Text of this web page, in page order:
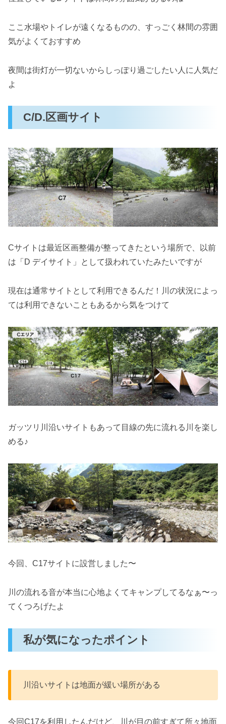
ここ水場やトイレが遠くなるものの、すっごく林間の雰囲
気がよくておすすめ
夜間は街灯が一切ないからしっぽり過ごしたい人に人気だ
よ
C/D.区画サイト
Cサイトは最近区画整備が整ってきたという場所で、以前
は「D デイサイト」として扱われていたみたいですが
現在は通常サイトとして利用できるんだ！川の状況によっ
ては利用できないこともあるから気をつけて
ガッツリ川沿いサイトもあって目線の先に流れる川を楽し
める♪
今回、C17サイトに設営しました〜
川の流れる音が本当に心地よくてキャンプしてるなぁ〜っ
てくつろげたよ
私が気になったポイント
川沿いサイトは地面が緩い場所がある
今回C17を利用したんだけど、川が目の前すぎて所々地面